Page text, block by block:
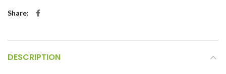
Share
DESCRIPTION